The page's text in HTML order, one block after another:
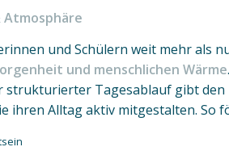
Atmosphäre
und Schülern weit mehr als
und menschlichen Wärme
strukturierter Tagesablauf gibt
ihren Alltag aktiv mitgestalten. So